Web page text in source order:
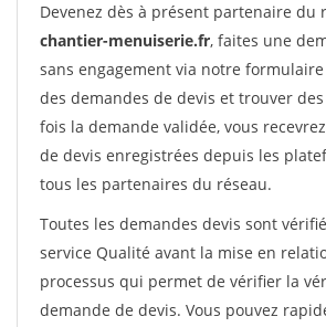
Devenez dès à présent partenaire du
chantier-menuiserie.fr, faites une
sans engagement via notre
des demandes de devis et trouver
fois la demande validée, vous
de devis enregistrées depuis les
tous les partenaires du réseau.
Toutes les demandes devis sont
service Qualité avant la mise en
processus qui permet de vérifier la
demande de devis. Vous pouvez